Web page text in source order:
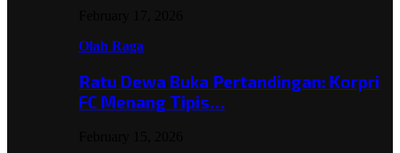
Olah Raga
Ratu Dewa Buka Pertandingan: Korpri
FC Menang Tipis…